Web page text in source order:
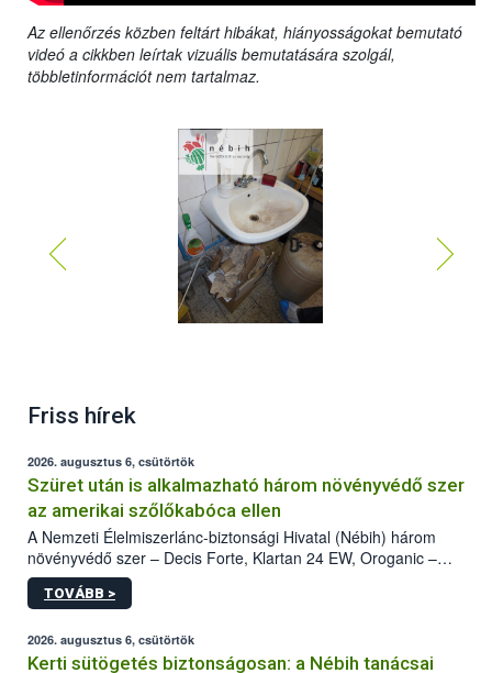
Az ellenőrzés közben feltárt hibákat, hiányosságokat bemutató
videó a cikkben leírtak vizuális bemutatására szolgál,
többletinformációt nem tartalmaz.
Friss hírek
2026. augusztus 6, csütörtök
Szüret után is alkalmazható három növényvédő szer
az amerikai szőlőkabóca ellen
A Nemzeti Élelmiszerlánc-biztonsági Hivatal (Nébih) három
növényvédő szer – Decis Forte, Klartan 24 EW, Oroganic –
engedélyokiratát módosította, így azok a szüretet követően,
egészen a vesszőérettség (BBCH 91) stádiumáig
érésű szőlőkben is legyen lehetőség a károsító elleni további
védekezésre. Az Oroganic készítmény kis kiszerelésben kiskerti
TOVÁBB >
2026. augusztus 6, csütörtök
Kerti sütögetés biztonságosan: a Nébih tanácsai